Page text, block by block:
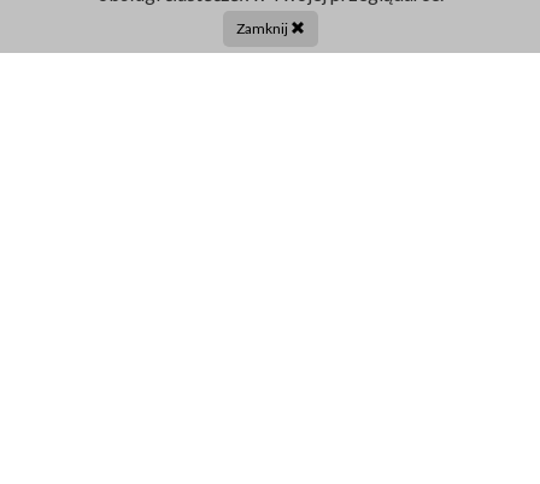
Tel. centrala:
Zamknij